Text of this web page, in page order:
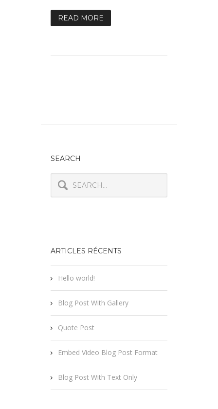
READ MORE
SEARCH
ARTICLES RÉCENTS
Hello world!
Blog Post With Gallery
Quote Post
Embed Video Blog Post Format
Blog Post With Text Only